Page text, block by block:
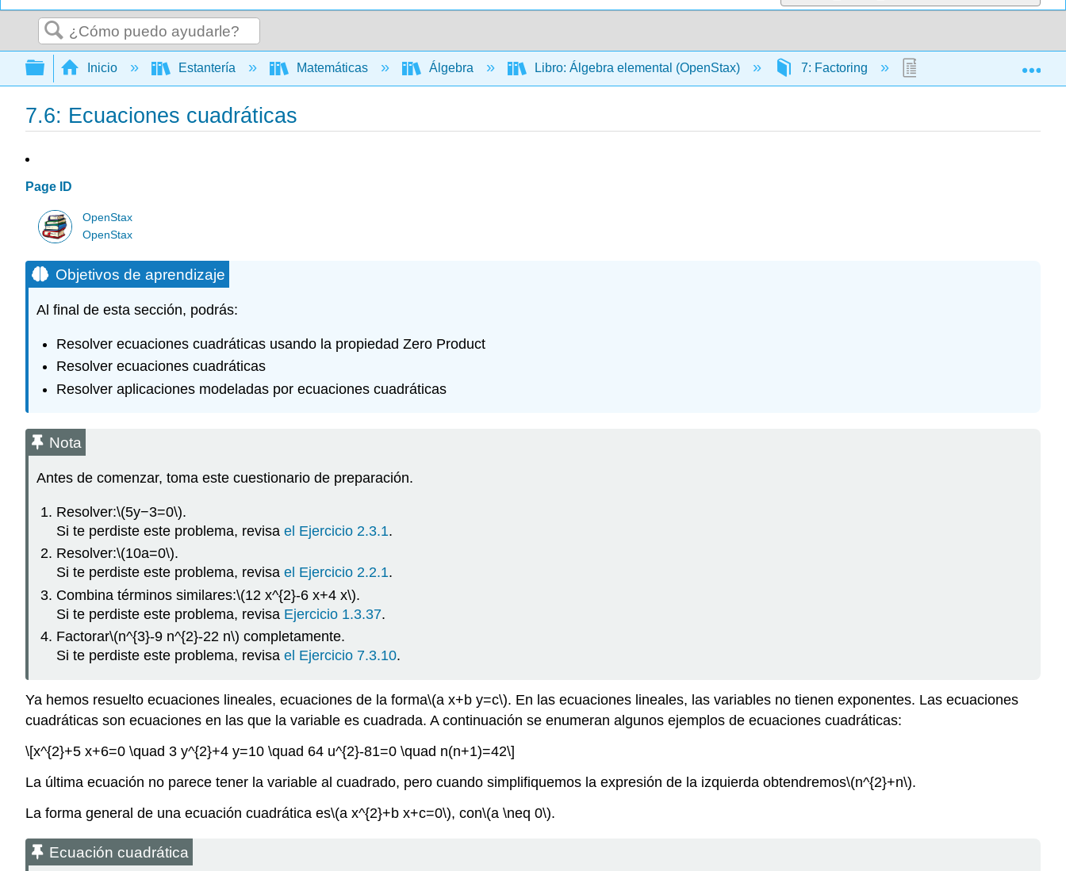
Buscar
Expandir/contraer jerarquía global
Inicio Estantería Matemáticas Álgebra Libro: Álgebra elemental (OpenStax) 7: Factoring 7.6: Ecuaciones
7.6: Ecuaciones cuadráticas
Page ID
OpenStax
OpenStax
Objetivos de aprendizaje
Al final de esta sección, podrás:
Resolver ecuaciones cuadráticas usando la propiedad Zero Product
Resolver ecuaciones cuadráticas
Resolver aplicaciones modeladas por ecuaciones cuadráticas
Nota
Antes de comenzar, toma este cuestionario de preparación.
Resolver:\(5y−3=0\).
Si te perdiste este problema, revisa el Ejercicio 2.3.1.
Resolver:\(10a=0\).
Si te perdiste este problema, revisa el Ejercicio 2.2.1.
Combina términos similares:\(12 x^{2}-6 x+4 x\).
Si te perdiste este problema, revisa Ejercicio 1.3.37.
Factorar\(n^{3}-9 n^{2}-22 n\) completamente.
Si te perdiste este problema, revisa el Ejercicio 7.3.10.
Ya hemos resuelto ecuaciones lineales, ecuaciones de la forma\(a x+b y=c\). En las ecuaciones lineales, las variables no tienen exponentes. Las ecuaciones
cuadráticas son ecuaciones en las que la variable es cuadrada. A continuación se enumeran algunos ejemplos de ecuaciones cuadráticas:
\[x^{2}+5 x+6=0 \quad 3 y^{2}+4 y=10 \quad 64 u^{2}-81=0 \quad n(n+1)=42\]
La última ecuación no parece tener la variable al cuadrado, pero cuando simplifiquemos la expresión de la izquierda obtendremos\(n^{2}+n\).
La forma general de una ecuación cuadrática es\(a x^{2}+b x+c=0\), con\(a \neq 0\).
Ecuación cuadrática